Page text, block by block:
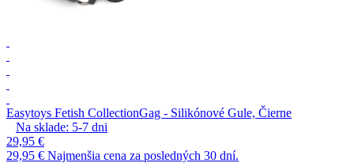
Easytoys Fetish CollectionGag - Silikónové Gule, Čierne
Na sklade: 5-7 dni
29,95 €
29,95 € Najmenšia cena za posledných 30 dní.